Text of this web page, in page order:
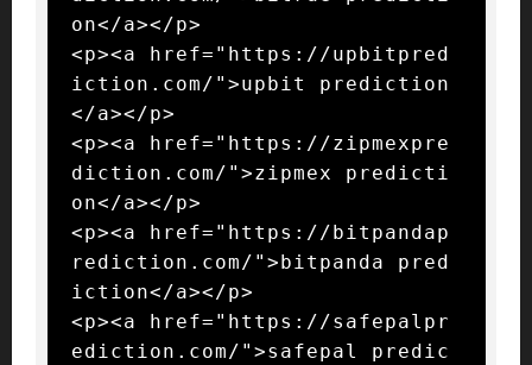
on</a></p>
<p><a href="https://upbitpred
iction.com/">upbit prediction
</a></p>
<p><a href="https://zipmexpre
diction.com/">zipmex predicti
on</a></p>
<p><a href="https://bitpandap
rediction.com/">bitpanda pred
iction</a></p>
<p><a href="https://safepalpr
ediction.com/">safepal predic